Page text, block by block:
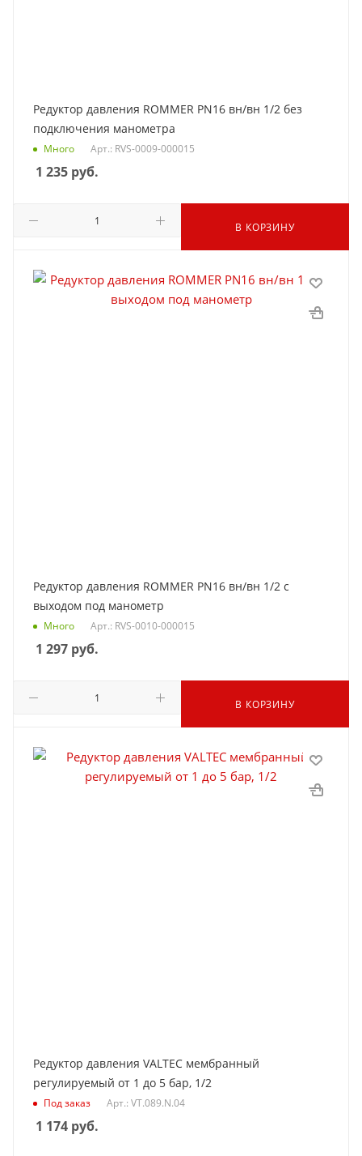
Редуктор давления ROMMER PN16 вн/вн 1/2 без
подключения манометра
Много Арт.: RVS-0009-000015
1 235 руб.
В КОРЗИНУ
Редуктор давления ROMMER PN16 вн/вн 1/2 с
выходом под манометр
Много Арт.: RVS-0010-000015
1 297 руб.
В КОРЗИНУ
Редуктор давления VALTEC мембранный
регулируемый от 1 до 5 бар, 1/2
Под заказ Арт.: VT.089.N.04
1 174 руб.